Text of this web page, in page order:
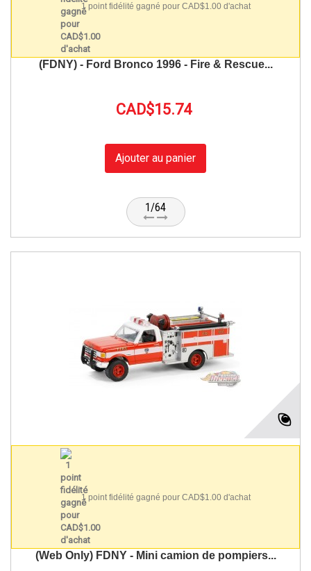
1 point fidélité gagné pour CAD$1.00 d'achat
(FDNY) - Ford Bronco 1996 - Fire & Rescue...
CAD$15.74
Ajouter au panier
1/64
1 point fidélité gagné pour CAD$1.00 d'achat
(Web Only) FDNY - Mini camion de pompiers...